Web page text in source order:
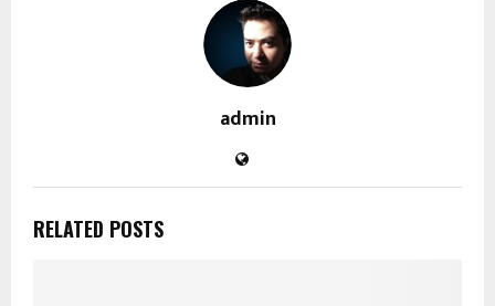
admin
RELATED POSTS